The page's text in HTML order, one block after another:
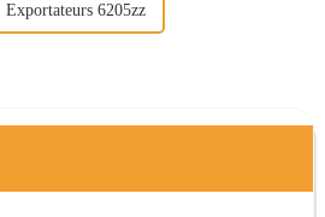
Exportateurs 6205zz